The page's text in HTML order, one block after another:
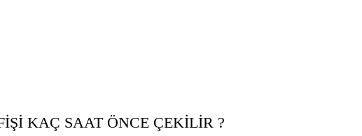
KAÇ SAAT ÖNCE ÇEKILIR ?